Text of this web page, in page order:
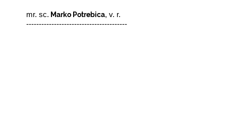
mr. sc. Marko Potrebica, v. r.
----------------------------------------